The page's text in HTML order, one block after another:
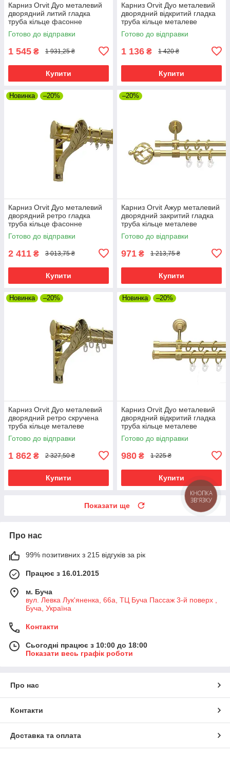
Карниз Orvit Дуо металевий
дворядний литий гладка
труба кільце фасонне
металеве Золото 19\19 мм
240 см (00-00009444)
Готово до відправки
1 545 ₴ 1 931,25 ₴
Купити
Карниз Orvit Дуо металевий
дворядний відкритий гладка
труба кільце металеве
Золото 25\19 мм 240 см (00-
00012796)
Готово до відправки
1 136 ₴ 1 420 ₴
Купити
Новинка –20%
Карниз Orvit Дуо металевий
дворядний ретро гладка
труба кільце фасонне
металеве Золото 25\19 мм
240 см (00-00009644)
Готово до відправки
2 411 ₴ 3 013,75 ₴
Купити
–20%
Карниз Orvit Ажур металевий
дворядний закритий гладка
труба кільце металеве
Золото 16\16 мм 240 см (00-
00014473)
Готово до відправки
971 ₴ 1 213,75 ₴
Купити
Новинка –20%
Карниз Orvit Дуо металевий
дворядний ретро скручена
труба кільце металеве
Золото 25\19 мм 240 см (00-
00010893)
Готово до відправки
1 862 ₴ 2 327,50 ₴
Купити
Новинка –20%
Карниз Orvit Дуо металевий
дворядний відкритий гладка
труба кільце металеве
Золото 19\16 мм 240 см (00-
00012988)
Готово до відправки
980 ₴ 1 225 ₴
Купити
Показати ще
Про нас
99% позитивних з 215 відгуків за рік
Працює з 16.01.2015
м. Буча
вул. Левка Лук'яненка, 66а, ТЦ Буча Пассаж 3-й поверх ,
Буча, Україна
Контакти
Сьогодні працює з 10:00 до 18:00
Показати весь графік роботи
Про нас
Контакти
Доставка та оплата
КНОПКА
ЗВ'ЯЗКУ